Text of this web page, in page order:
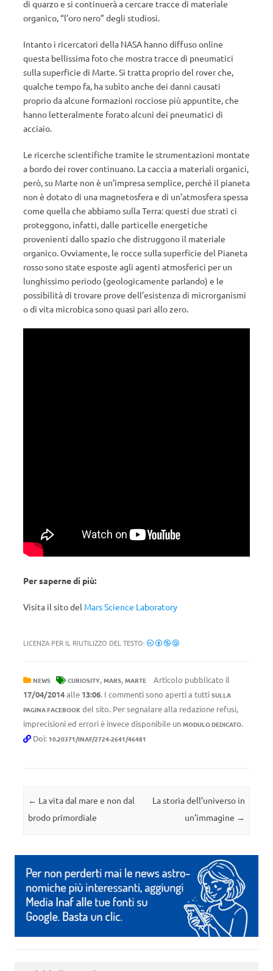
di quarzo e si continuerà a cercare tracce di materiale
organico, “l’oro nero” degli studiosi.
Intanto i ricercatori della NASA hanno diffuso online
questa bellissima foto che mostra tracce di pneumatici
sulla superficie di Marte. Si tratta proprio del rover che,
qualche tempo fa, ha subìto anche dei danni causati
proprio da alcune formazioni rocciose più appuntite, che
hanno letteralmente forato alcuni dei pneumatici di
acciaio.
Le ricerche scientifiche tramite le strumentazioni montate
a bordo dei rover continuano. La caccia a materiali organici,
però, su Marte non è un’impresa semplice, perché il pianeta
non è dotato di una magnetosfera e di un’atmosfera spessa
come quella che abbiamo sulla Terra: questi due strati ci
proteggono, infatti, dalle particelle energetiche
provenienti dallo spazio che distruggono il materiale
organico. Ovviamente, le rocce sulla superficie del Pianeta
rosso sono state esposte agli agenti atmosferici per un
lunghissimo periodo (geologicamente parlando) e le
possibilità di trovare prove dell’esistenza di microrganismi
o di vita microbica sono quasi pari allo zero.
Per saperne di più:
Visita il sito del Mars Science Laboratory
LICENZA PER IL RIUTILIZZO DEL TESTO:
NEWS CURIOSITY, MARS, MARTE
Articolo pubblicato il
17/04/2014alle 13:06. I commenti sono aperti a tutti SULLA
PAGINA FACEBOOK del sito. Per segnalare alla redazione refusi,
imprecisioni ed errori è invece disponibile un MODULO DEDICATO.
Doi: 10.20371/INAF/2724-2641/46481
Navigazione articolo
← La vita dal mare e non dal
brodo primordiale
La storia dell’universo in
un’immagine →